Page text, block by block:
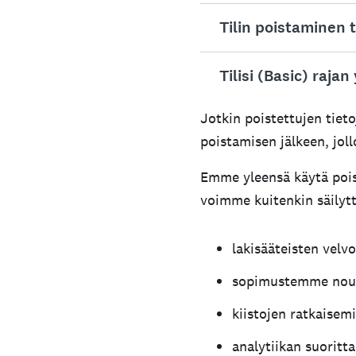
Tietojen tyyppi
Vastaukset
poistaa
Tilin poistaminen
Tiimin pääylläpitäjä
Tilisi (Basic)
Jos käytät
Rajan ylittävien
Poista
Lue tämä ennen
Jotkin poistettujen
poistamisen jälkeen,
Emme yleensä käytä
voimme kuitenkin
lakisääteisten
sopimustemme
kiistojen
analytiikan